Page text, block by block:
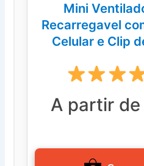
Mini
Recarregavel
Celular e Clip
A partir de